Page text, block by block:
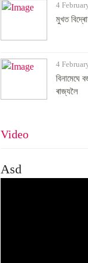
4
মুখত
4
বিনামেঘে
ৰাজ্যলৈ
Video
Asd